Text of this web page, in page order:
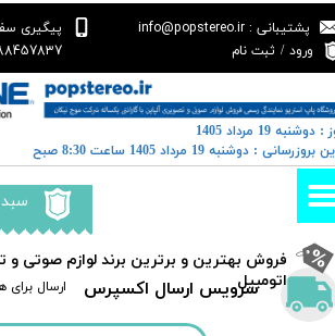
سرویس ارسال اکسپرس ​​ارسال برای
پشتیبانی : info@popstereo.ir
پیگیری
ورود / ثبت نام
حساب کاربری من
تغییر گذر واژه
سفارشات
خروج از حساب کاربری
​فروش بهترین و برترین برند لوازم صوتی و
اتومبیل​​​​​​​
19 مرداد 1405
: دوشنبه 19 مرداد 1405 ساعت 8:30 صبح